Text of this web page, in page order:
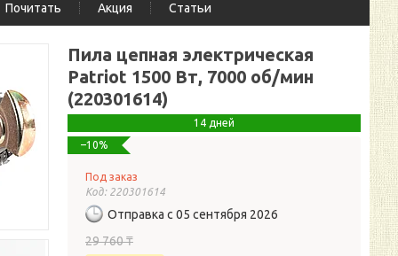
Почитать Акция Статьи
Пила цепная электрическая
Patriot 1500 Вт, 7000 об/мин
(220301614)
14 дней
–10%
Под заказ
Код: 220301614
Отправка с 05 сентября 2026
29 760 ₸